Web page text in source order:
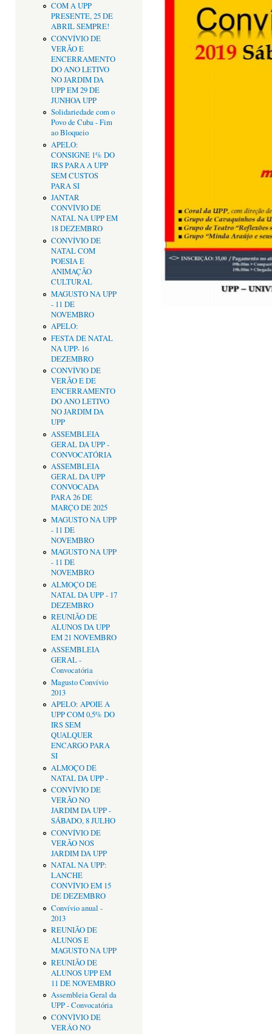
COM A UPP
PRESENTE, 25 DE
ABRIL SEMPRE!
CONVÍVIO DE
VERÃO E
ENCERRAMENTO
DO ANO LETIVO
NO JARDIM DA
UPP EM 29 DE
JUNHOA UPP
Solidariedade com o
Povo de Cuba - Fim
ao Bloqueio
APELO:
CONSIGNE 1% DO
IRS PARA A UPP
SEM CUSTOS
PARA SI
JANTAR
CONVÍVIO DE
NATAL NA UPP EM
18 DEZEMBRO
CONVÍVIO DE
NATAL COM
POESIA E
ANIMAÇÃO
CULTURAL
MAGUSTO NA UPP
- 11 DE
NOVEMBRO
APELO:
FESTA DE NATAL
NA UPP- 16
DEZEMBRO
CONVÍVIO DE
VERÃO E DE
ENCERRAMENTO
DO ANO LETIVO
NO JARDIM DA
UPP
ASSEMBLEIA
GERAL DA UPP -
CONVOCATÓRIA
ASSEMBLEIA
GERAL DA UPP
CONVOCADA
PARA 26 DE
MARÇO DE 2025
MAGUSTO NA UPP
- 11 DE
NOVEMBRO
MAGUSTO NA UPP
- 11 DE
NOVEMBRO
ALMOÇO DE
NATAL DA UPP - 17
DEZEMBRO
REUNIÃO DE
ALUNOS DA UPP
EM 21 NOVEMBRO
ASSEMBLEIA
GERAL -
Convocatória
Magusto Convívio
2013
APELO: APOIE A
UPP COM 0,5% DO
IRS SEM
QUALQUER
ENCARGO PARA
SI
ALMOÇO DE
NATAL DA UPP -
CONVÍVIO DE
VERÃO NO
JARDIM DA UPP -
SÁBADO, 8 JULHO
CONVÍVIO DE
VERÃO NOS
JARDIM DA UPP
NATAL NA UPP:
LANCHE
CONVÍVIO EM 15
DE DEZEMBRO
Convívio anual -
2013
REUNIÃO DE
ALUNOS E
MAGUSTO NA UPP
REUNIÃO DE
ALUNOS UPP EM
11 DE NOVEMBRO
Assembleia Geral da
UPP - Convocatória
CONVÌVIO DE
VERÂO NO